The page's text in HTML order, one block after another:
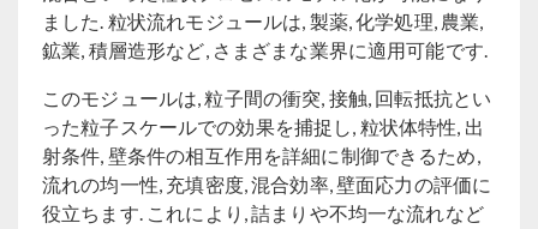
ました. 粒状流れモジュールは, 製薬, 化学処理, 農業,
鉱業, 積層造形など, さまざまな業界に適用可能です.
このモジュールは, 粒子間の衝突, 接触, 回転抵抗とい
った粒子スケールでの効果を捕捉し, 粒状体特性, 出
射条件, 壁条件の相互作用を詳細に制御できるため,
流れの均一性, 充填密度, 混合効率, 壁面応力の評価に
役立ちます. これにより, 詰まりや不均一な流れなど